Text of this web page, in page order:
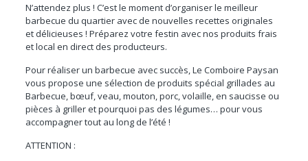
N’attendez plus ! C’est le moment d’organiser le meilleur
barbecue du quartier avec de nouvelles recettes originales
et délicieuses ! Préparez votre festin avec nos produits frais
et local en direct des producteurs.
Pour réaliser un barbecue avec succès, Le Comboire Paysan
vous propose une sélection de produits spécial grillades au
Barbecue, bœuf, veau, mouton, porc, volaille, en saucisse ou
pièces à griller et pourquoi pas des légumes… pour vous
accompagner tout au long de l’été !
ATTENTION :